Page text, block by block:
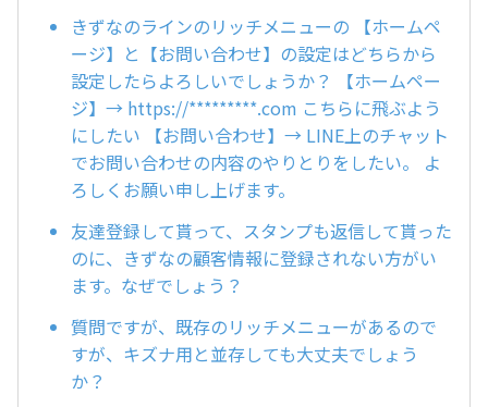
きずなのラインのリッチメニューの 【ホームペ
ージ】と【お問い合わせ】の設定はどちらから
設定したらよろしいでしょうか？ 【ホームペー
ジ】→ https://*********.com こちらに飛ぶよう
にしたい 【お問い合わせ】→ LINE上のチャット
でお問い合わせの内容のやりとりをしたい。 よ
ろしくお願い申し上げます。
友達登録して貰って、スタンプも返信して貰った
のに、きずなの顧客情報に登録されない方がい
ます。なぜでしょう？
質問ですが、既存のリッチメニューがあるので
すが、キズナ用と並存しても大丈夫でしょう
か？